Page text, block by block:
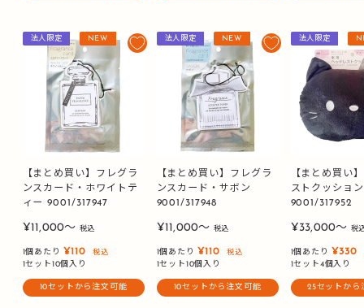
法人限定 NEW
【まとめ買い】フレグラ
ンスカード・ホワイトテ
ィー 9001/317947
販
価
¥11,000〜 税込
1個あたり ¥110 税込
1セット10個入り
10セットから注文可能
法人限定 NEW
【まとめ買い】フレグラ
ンスカード・サボン
9001/317948
販
価
¥11,000〜 税込
1個あたり ¥110 税込
1セット10個入り
10セットから注文可能
法人限定
【まとめ買い
ストクッショ
9001/317952
販
価
¥33,000〜 税
1個あたり ¥330
1セット4個入り
25セットから